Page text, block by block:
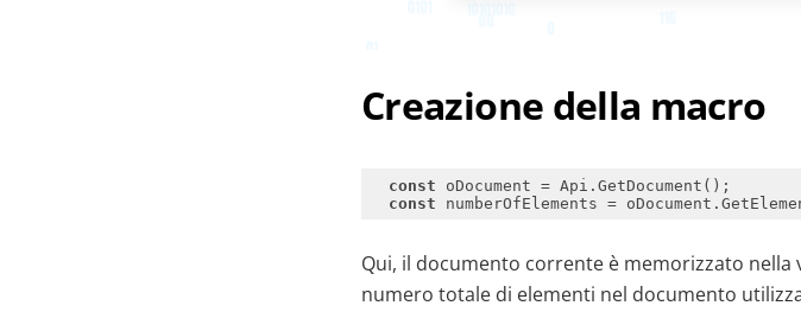
Creazione della macro
const
const
Qui, il documento corrente è memorizzato nella
numero totale di elementi nel documento